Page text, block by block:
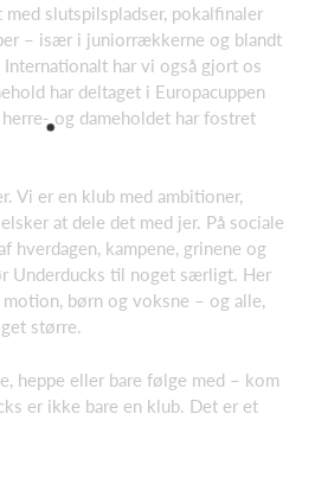
slutspilspladser, pokalfinaler
– især i juniorrækkerne og blandt
har vi også gjort os
har deltaget i Europacuppen
og dameholdet har fostret
Vi er en klub med ambitioner,
at dele det med jer. På sociale
hverdagen, kampene, grinene og
Underducks til noget særligt. Her
børn og voksne – og alle,
større.
heppe eller bare følge med – kom
er ikke bare en klub. Det er et